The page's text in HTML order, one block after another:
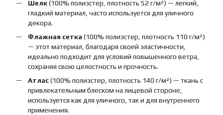
Шелк(100% полиэстер, плотность 52 г/м²) — легкий,
гладкий материал, часто используется для уличного
декора.
Флажная сетка (100% полиэстер, плотность 110 г/м²)
— этот материал, благодаря своей эластичности,
идеально подходит для условий повышенного ветра,
сохраняя свою целостность и прочность.
Атлас(100% полиэстер, плотность 140 г/м²) — ткань с
привлекательным блеском на лицевой стороне,
используется как для уличного, так и для внутреннего
применения.